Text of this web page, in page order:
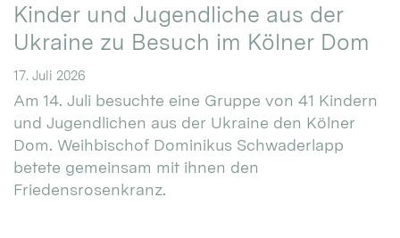
Kinder und Jugendliche aus der
Ukraine zu Besuch im Kölner Dom
17. Juli 2026
Am 14. Juli besuchte eine Gruppe von 41 Kindern
und Jugendlichen aus der Ukraine den Kölner
Dom. Weihbischof Dominikus Schwaderlapp
betete gemeinsam mit ihnen den
Friedensrosenkranz.